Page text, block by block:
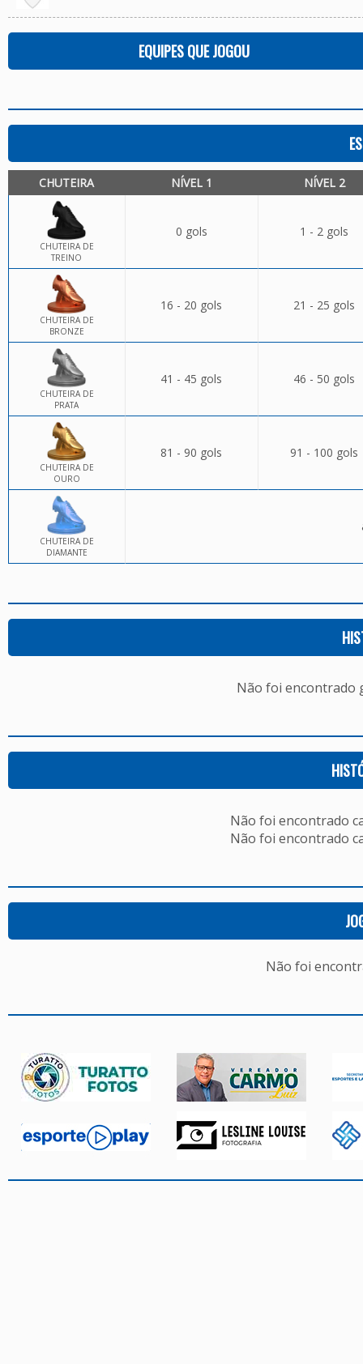
EQUIPES QUE JOGOU
CHUTEIRA NÍVEL 1 NÍVEL 2
CHUTEIRA DE
TREINO
0 gols 1 - 2 gols
CHUTEIRA DE
BRONZE
16 - 20 gols 21 - 25 gols
CHUTEIRA DE
PRATA
41 - 45 gols 46 - 50 gols
CHUTEIRA DE
OURO
81 - 90 gols 91 - 100 gols
CHUTEIRA DE
DIAMANTE
Não foi encontrado
Não foi encontrado
Não foi encontrado
Não foi